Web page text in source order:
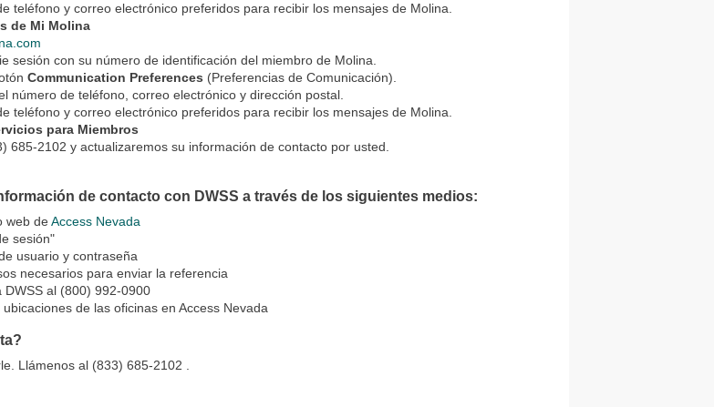
teléfono y correo electrónico preferidos para recibir los mensajes de Molina.
de Mi Molina
sesión con su número de identificación del miembro de Molina.
Communication Preferences (Preferencias de Comunicación).
número de teléfono, correo electrónico y dirección postal.
teléfono y correo electrónico preferidos para recibir los mensajes de Molina.
para Miembros
685-2102 y actualizaremos su información de contacto por usted.
de contacto con DWSS a través de los siguientes medios:
web deAccess Nevada
sesión"
usuario y contraseña
necesarios para enviar la referencia
DWSS al (800) 992-0900
ubicaciones de las oficinas en Access Nevada
Llámenos al (833) 685-2102 .